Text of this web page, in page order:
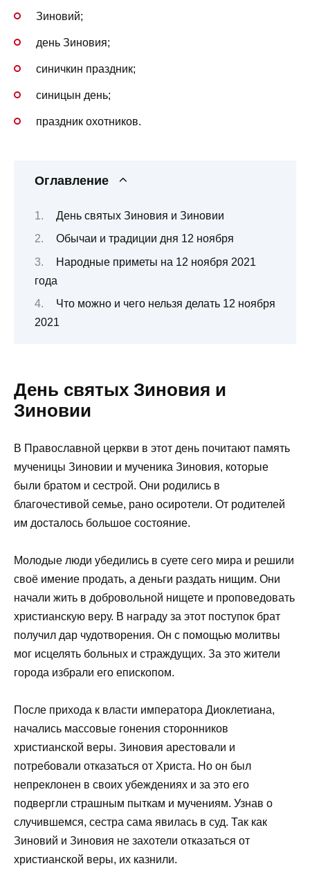
Зиновий;
день Зиновия;
синичкин праздник;
синицын день;
праздник охотников.
Оглавление
День святых Зиновия и Зиновии
Обычаи и традиции дня 12 ноября
Народные приметы на 12 ноября 2021
года
Что можно и чего нельзя делать 12 ноября
2021
День святых Зиновия и
Зиновии
В Православной церкви в этот день почитают память
мученицы Зиновии и мученика Зиновия, которые
были братом и сестрой. Они родились в
благочестивой семье, рано осиротели. От родителей
им досталось большое состояние.
Молодые люди убедились в суете сего мира и решили
своё имение продать, а деньги раздать нищим. Они
начали жить в добровольной нищете и проповедовать
христианскую веру. В награду за этот поступок брат
получил дар чудотворения. Он с помощью молитвы
мог исцелять больных и страждущих. За это жители
города избрали его епископом.
После прихода к власти императора Диоклетиана,
начались массовые гонения сторонников
христианской веры. Зиновия арестовали и
потребовали отказаться от Христа. Но он был
непреклонен в своих убеждениях и за это его
подвергли страшным пыткам и мучениям. Узнав о
случившемся, сестра сама явилась в суд. Так как
Зиновий и Зиновия не захотели отказаться от
христианской веры, их казнили.